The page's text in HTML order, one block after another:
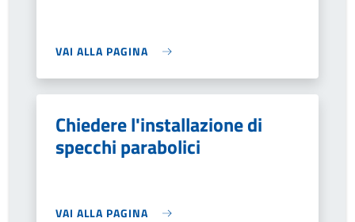
VAI ALLA PAGINA
Chiedere l'installazione di
specchi parabolici
VAI ALLA PAGINA